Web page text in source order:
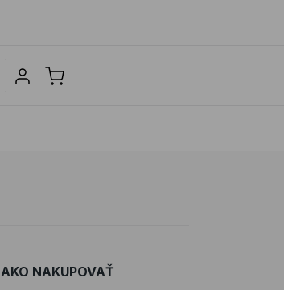
Sign in
AKO NAKUPOVAŤ